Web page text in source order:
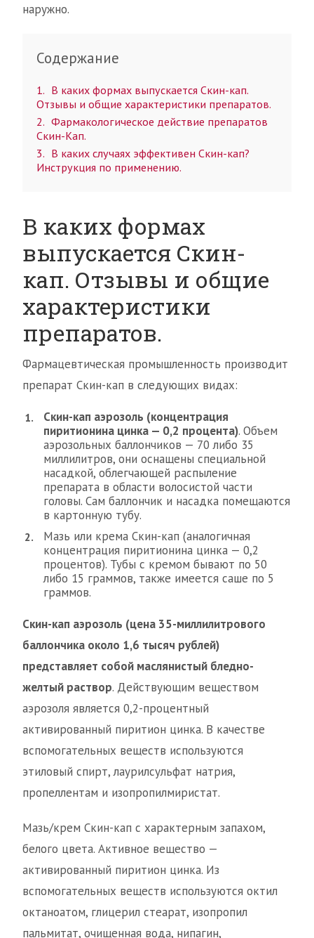
наружно.
Содержание
1
В каких формах выпускается Скин-кап.
Отзывы и общие характеристики препаратов.
2
Фармакологическое действие препаратов
Скин-Кап.
3
В каких случаях эффективен Скин-кап?
Инструкция по применению.
В каких формах
выпускается Скин-
кап. Отзывы и общие
характеристики
препаратов.
Фармацевтическая промышленность производит
препарат Скин-кап в следующих видах:
Скин-кап аэрозоль (концентрация
пиритионина цинка — 0,2 процента). Объем
аэрозольных баллончиков — 70 либо 35
миллилитров, они оснащены специальной
насадкой, облегчающей распыление
препарата в области волосистой части
головы. Сам баллончик и насадка помещаются
в картонную тубу.
Мазь или крема Скин-кап (аналогичная
концентрация пиритионина цинка — 0,2
процентов). Тубы с кремом бывают по 50
либо 15 граммов, также имеется саше по 5
граммов.
Скин-кап аэрозоль (цена 35-миллилитрового
баллончика около 1,6 тысяч рублей)
представляет собой маслянистый бледно-
желтый раствор. Действующим веществом
аэрозоля является 0,2-процентный
активированный пиритион цинка. В качестве
вспомогательных веществ используются
этиловый спирт, лаурилсульфат натрия,
пропеллентам и изопропилмиристат.
Мазь/крем Скин-кап с характерным запахом,
белого цвета. Активное вещество —
активированный пиритион цинка. Из
вспомогательных веществ используются октил
октаноатом, глицерил стеарат, изопропил
пальмитат, очищенная вода, нипагин,